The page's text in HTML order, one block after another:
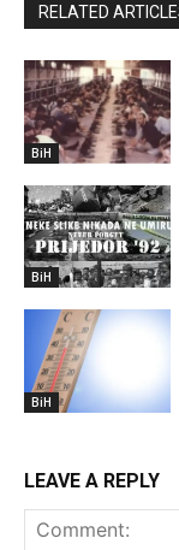
RELATED
BiH
BiH
BiH
LEAVE A REPLY